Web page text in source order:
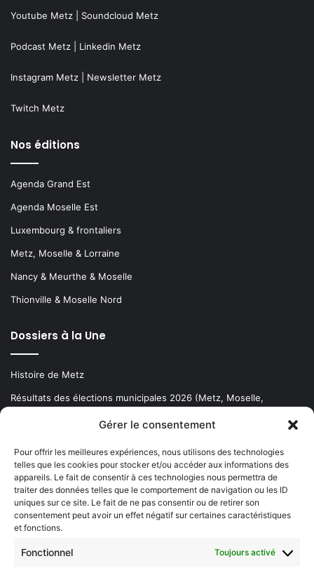
Gérer le consentement
Pour offrir les meilleures expériences, nous utilisons des technologies
telles que les cookies pour stocker et/ou accéder aux informations des
appareils. Le fait de consentir à ces technologies nous permettra de
traiter des données telles que le comportement de navigation ou les ID
uniques sur ce site. Le fait de ne pas consentir ou de retirer son
consentement peut avoir un effet négatif sur certaines caractéristiques
et fonctions.
Fonctionnel Toujours activé
Youtube Metz Soundcloud Metz
Podcast Metz Linkedin Metz
Instagram Metz Newsletter Metz
Twitch Metz
Nos éditions
Agenda Grand Est
Agenda Moselle Est
Luxembourg & frontaliers
Metz, Moselle & Lorraine
Nancy & Meurthe & Moselle
Thionville & Moselle Nord
Dossiers à la Une
Histoire de Metz
Résultats des élections municipales 2026 (Metz, Moselle,
Newsletter gratuite
Choisissez : matin, soir ou hebdo ?